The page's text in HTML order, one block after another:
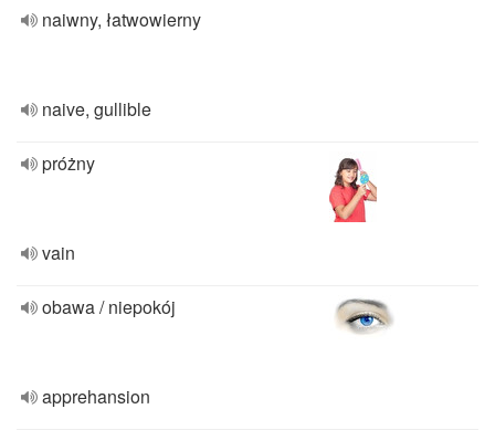
naiwny, łatwowierny
naive, gullible
próżny
vain
obawa / niepokój
apprehansion